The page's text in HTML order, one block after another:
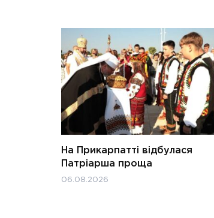
На Прикарпатті відбулася
Патріарша проща
06.08.2026